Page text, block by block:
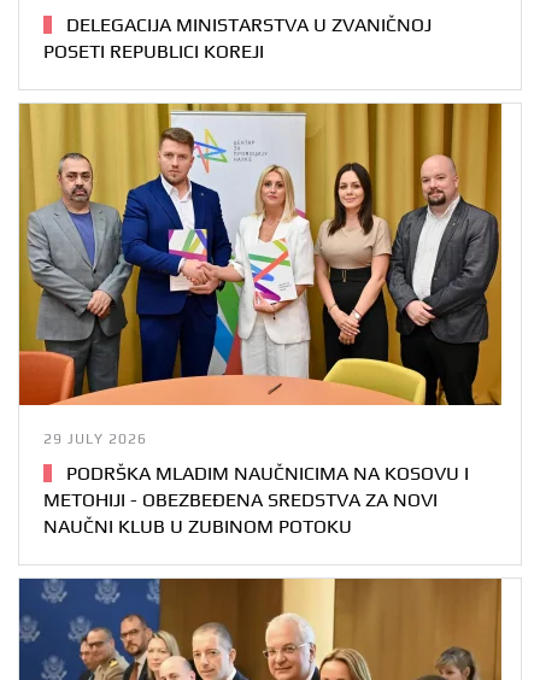
DELEGACIJA MINISTARSTVA U ZVANIČNOJ
POSETI REPUBLICI KOREJI
29 JULY 2026
PODRŠKA MLADIM NAUČNICIMA NA KOSOVU I
METOHIJI - OBEZBEĐENA SREDSTVA ZA NOVI
NAUČNI KLUB U ZUBINOM POTOKU